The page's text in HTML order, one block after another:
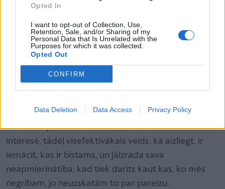
Opted In
I want to opt-out of Collection, Use,
Retention, Sale, and/or Sharing of my
Personal Data that Is Unrelated with the
Purposes for which it was collected.
Opted Out
CONFIRM
Data Deletion Data Access Privacy Policy
Tomēr, tāpat kā pieaugušajiem mielojoties
būt smieklīgi starpgadījumi.
Līdz gada vecumam praktiski visas māmiņas ļauj
zīdainīšiem darīt visu, ko viņi vēlas, jo katra darbība ir
attīstība un izziņa. Kad mazais sāk staigāt, drošības
tāpēc tad pienācis laiks aizliegumiem. Gadu vecs
bērns neizprot lietu nozīmi, viņu vienkārši viss
interesē, tādēļ visefektīvākais veids, kā aizliegt, ir
iemācīt, kas ir bīstams, un jāizrāda sava
neapmierinātība, kad tiek darīts kaut kas, ko mēs
negribam, jo neuzskatām to par pareizu.